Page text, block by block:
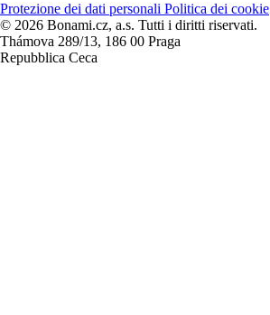
Protezione dei dati personali Politica dei cookie
© 2026 Bonami.cz, a.s. Tutti i diritti riservati.
Thámova 289/13, 186 00 Praga
Repubblica Ceca